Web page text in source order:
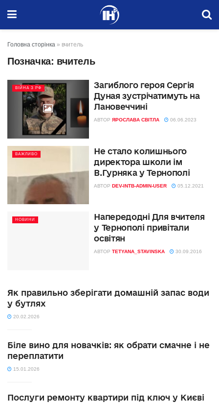
Головна сторінка » вчитель
Позначка: вчитель
ВІЙНА З РФ
Загиблого героя Сергія
Дуная зустрічатимуть на
Лановеччині
АВТОР ЯРОСЛАВА СВІТЛА 06.06.2023
ВАЖЛИВО
Не стало колишнього
директора школи ім
В.Гурняка у Тернополі
АВТОР DEV-INTB-ADMIN-USER 05.12.2021
НОВИНИ
Напередодні Для вчителя
у Тернополі привітали
освітян
АВТОР TETYANA_STAVINSKA 30.09.2016
Як правильно зберігати домашній запас води
у бутлях
20.02.2026
Біле вино для новачків: як обрати смачне і не
переплатити
15.01.2026
Послуги ремонту квартири під ключ у Києві